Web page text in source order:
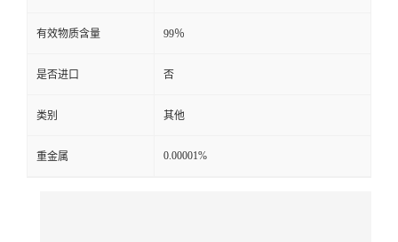
有效物质含量 99％
是否进口 否
类别 其他
重金属 0.00001%